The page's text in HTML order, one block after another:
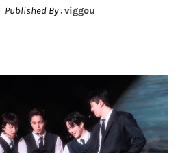
Published By :viggou